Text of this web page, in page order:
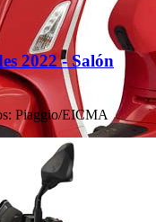
2022 - Salón
: Piaggio/EICMA